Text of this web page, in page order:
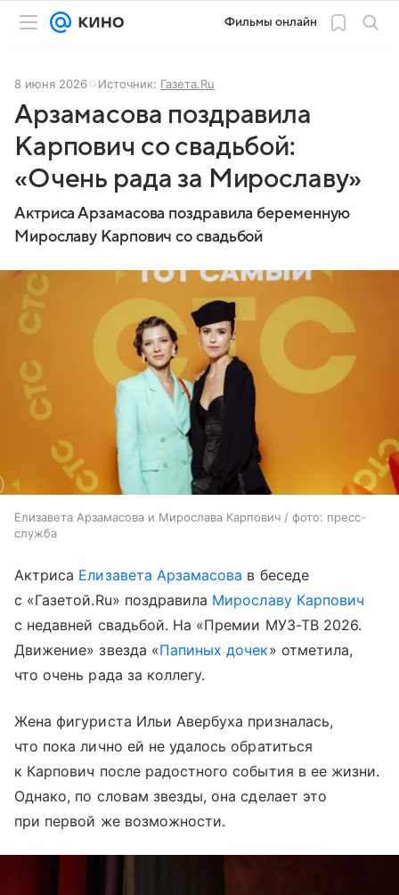
Фильмы онлайн
8 июня 2026 Источник: Газета.Ru
Арзамасова поздравила
Карпович со свадьбой:
«Очень рада за Мирославу»
Актриса Арзамасова поздравила беременную
Мирославу Карпович со свадьбой
Елизавета Арзамасова и Мирослава Карпович / фото: пресс-
служба
Актриса Елизавета Арзамасова в беседе
с «Газетой.Ru» поздравила Мирославу Карпович
с недавней свадьбой. На «Премии МУЗ-ТВ 2026.
Движение» звезда «Папиных дочек» отметила,
что очень рада за коллегу.
Жена фигуриста Ильи Авербуха призналась,
что пока лично ей не удалось обратиться
к Карпович после радостного события в ее жизни.
Однако, по словам звезды, она сделает это
при первой же возможности.